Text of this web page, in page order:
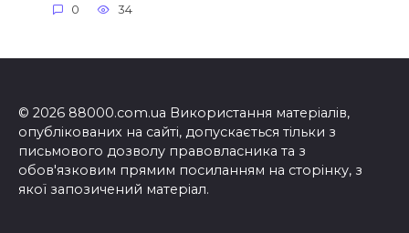
0 34
© 2026 88000.com.ua Використання матеріалів,
опублікованих на сайті, допускається тільки з
письмового дозволу правовласника та з
обов'язковим прямим посиланням на сторінку, з
якої запозичений матеріал.